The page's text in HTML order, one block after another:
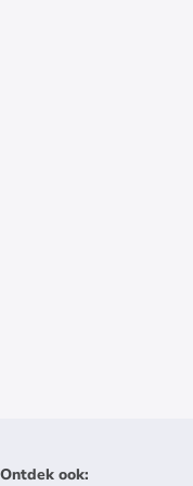
Ontdek ook: